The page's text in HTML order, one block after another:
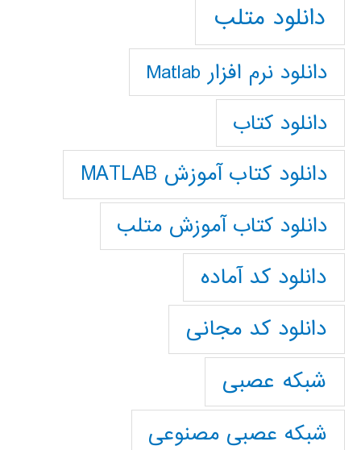
دانلود متلب
دانلود نرم افزار Matlab
دانلود کتاب
دانلود کتاب آموزش MATLAB
دانلود کتاب آموزش متلب
دانلود کد آماده
دانلود کد مجانی
شبکه عصبی
شبکه عصبی مصنوعی